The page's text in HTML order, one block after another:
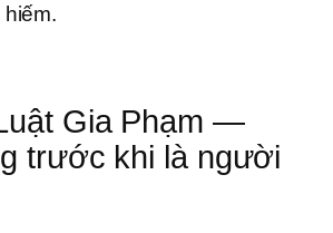
Gia Phạm —
trước khi là người